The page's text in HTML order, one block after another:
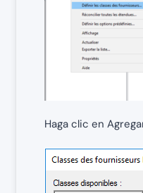
Haga clic en